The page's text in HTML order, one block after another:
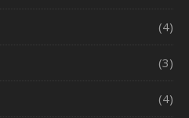
(4)
(3)
(4)